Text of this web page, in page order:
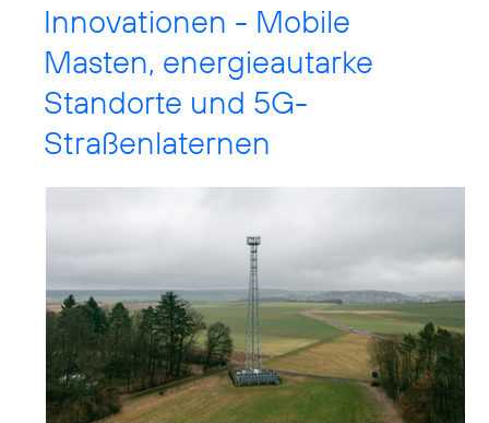
Innovationen - Mobile
Masten, energieautarke
Standorte und 5G-
Straßenlaternen